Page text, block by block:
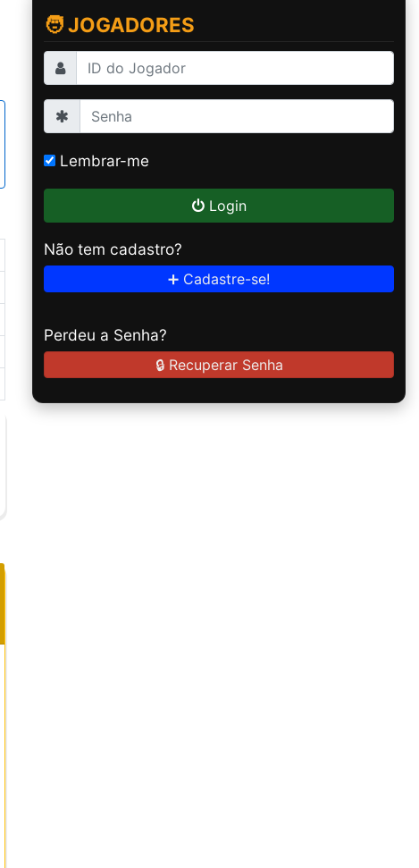
🧑 JOGADORES
Lembrar-me
Login
Não tem cadastro?
➕ Cadastre-se!
Perdeu a Senha?
🔒 Recuperar Senha